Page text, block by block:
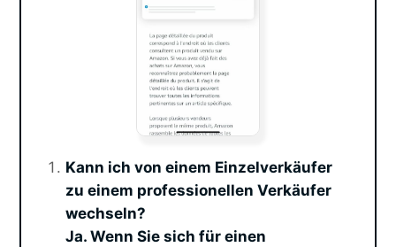
Kann ich von einem Einzelverkäufer
zu einem professionellen Verkäufer
wechseln?
Ja. Wenn Sie sich für einen